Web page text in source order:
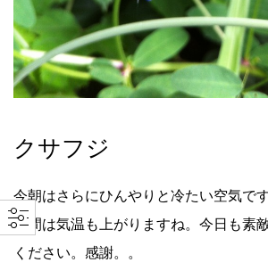
クサフジ
今朝はさらにひんやりと冷たい空気で
昼間は気温も上がりますね。今日も素
ください。感謝。。